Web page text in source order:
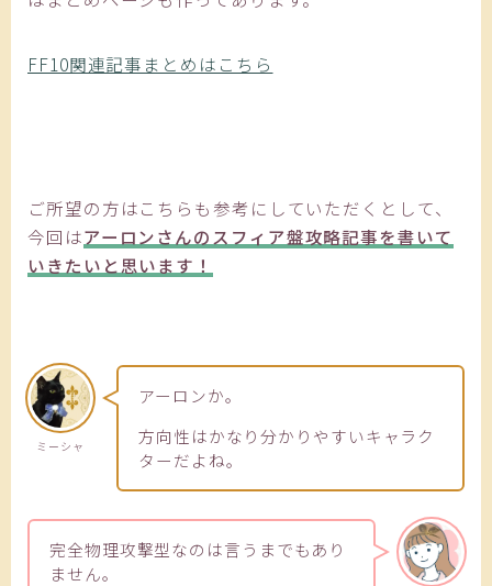
FF10関連記事まとめはこちら
ご所望の方はこちらも参考にしていただくとして、
今回はアーロンさんのスフィア盤攻略記事を書いて
いきたいと思います！
ミーシャ
アーロンか。
方向性はかなり分かりやすいキャラク
ターだよね。
完全物理攻撃型なのは言うまでもあり
ません。